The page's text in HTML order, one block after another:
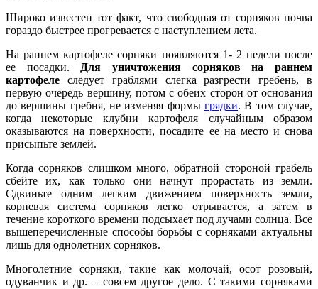
Широко известен тот факт, что свободная от сорняков почва
гораздо быстрее прогревается с наступлением лета.
На раннем картофеле сорняки появляются 1- 2 недели после
ее посадки. Для уничтожения сорняков на раннем
картофеле следует граблями слегка разгрести гребень, в
первую очередь вершину, потом с обеих сторон от основания
до вершины гребня, не изменяя формы грядки. В том случае,
когда некоторые клубни картофеля случайным образом
оказываются на поверхности, посадите ее на место и снова
присыпьте землей.
Когда сорняков слишком много, обратной стороной грабель
сбейте их, как только они начнут прорастать из земли.
Сдвиньте одним легким движением поверхность земли,
корневая система сорняков легко отрывается, а затем в
течение короткого времени подсыхает под лучами солнца. Все
вышеперечисленные способы борьбы с сорняками актуальны
лишь для однолетних сорняков.
Многолетние сорняки, такие как молочай, осот розовый,
одуванчик и др. – совсем другое дело. С такими сорняками